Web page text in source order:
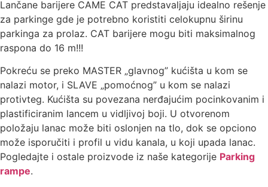
Lančane barijere CAME CAT predstavaljaju idealno rešenje
za parkinge gde je potrebno koristiti celokupnu širinu
parkinga za prolaz. CAT barijere mogu biti maksimalnog
raspona do 16 m!!!
Pokreću se preko MASTER „glavnog” kućišta u kom se
nalazi motor, i SLAVE „pomoćnog” u kom se nalazi
protivteg. Kućišta su povezana nerđajućim pocinkovanim i
plastificiranim lancem u vidljivoj boji. U otvorenom
položaju lanac može biti oslonjen na tlo, dok se opciono
može isporučiti i profil u vidu kanala, u koji upada lanac.
Pogledajte i ostale proizvode iz naše kategorije Parking
rampe.